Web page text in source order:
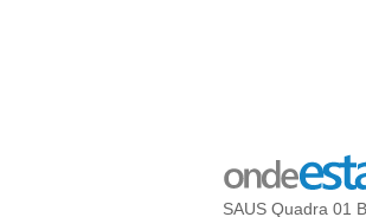
SAUS Quadra 01